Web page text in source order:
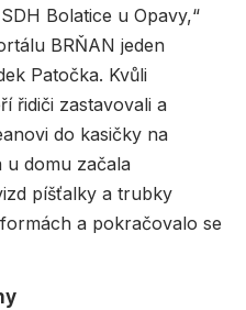
Bolatice u Opavy,“
BRŇAN jeden
Patočka. Kvůli
řidiči zastavovali a
do kasičky na
u domu začala
píšťalky a trubky
a pokračovalo se